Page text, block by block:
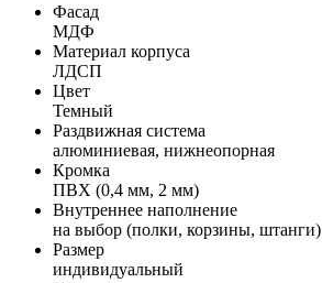
Фасад
МДФ
Материал корпуса
ЛДСП
Цвет
Темный
Раздвижная система
алюминиевая, нижнеопорная
Кромка
ПВХ (0,4 мм, 2 мм)
Внутреннее наполнение
на выбор (полки, корзины, штанги)
Размер
индивидуальный